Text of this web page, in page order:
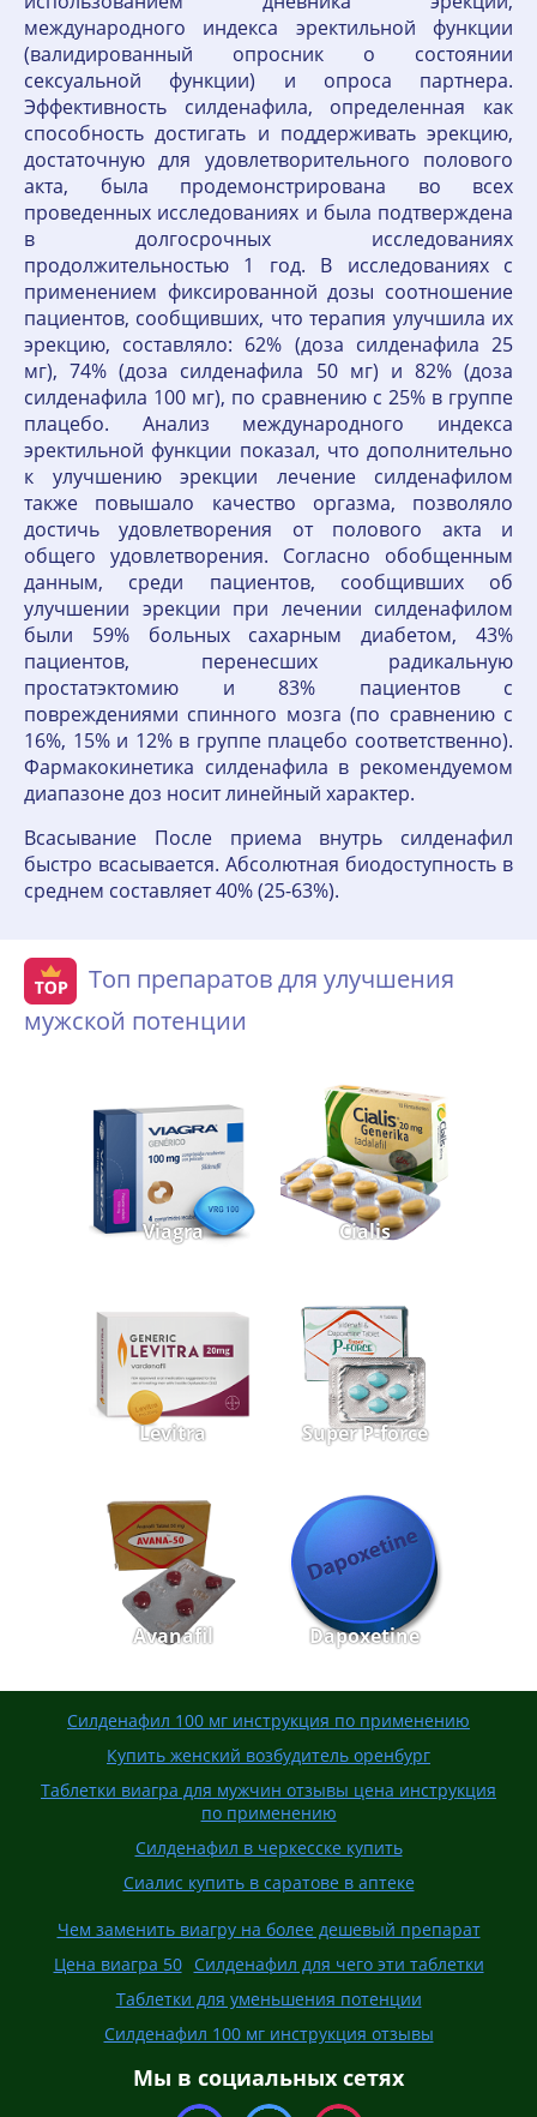
международного индекса эректильной функции
(валидированный опросник о состоянии
сексуальной функции) и опроса партнера.
Эффективность силденафила, определенная как
способность достигать и поддерживать эрекцию,
достаточную для удовлетворительного полового
акта, была продемонстрирована во всех
проведенных исследованиях и была подтверждена
в долгосрочных исследованиях
продолжительностью 1 год. В исследованиях с
применением фиксированной дозы соотношение
пациентов, сообщивших, что терапия улучшила их
эрекцию, составляло: 62% (доза силденафила 25
мг), 74% (доза силденафила 50 мг) и 82% (доза
силденафила 100 мг), по сравнению с 25% в группе
плацебо. Анализ международного индекса
эректильной функции показал, что дополнительно
к улучшению эрекции лечение силденафилом
также повышало качество оргазма, позволяло
достичь удовлетворения от полового акта и
общего удовлетворения. Согласно обобщенным
данным, среди пациентов, сообщивших об
улучшении эрекции при лечении силденафилом
были 59% больных сахарным диабетом, 43%
пациентов, перенесших радикальную
простатэктомию и 83% пациентов с
повреждениями спинного мозга (по сравнению с
16%, 15% и 12% в группе плацебо соответственно).
Фармакокинетика силденафила в рекомендуемом
диапазоне доз носит линейный характер.
Всасывание После приема внутрь силденафил
быстро всасывается. Абсолютная биодоступность в
среднем составляет 40% (25-63%).
Топ препаратов для улучшения
мужской потенции
Viagra Cialis
Levitra Super P-force
Avanafil Dapoxetine
Силденафил 100 мг инструкция по применению
Купить женский возбудитель оренбург
Таблетки виагра для мужчин отзывы цена инструкция
по применению
Силденафил в черкесске купить
Сиалис купить в саратове в аптеке
Чем заменить виагру на более дешевый препарат
Цена виагра 50 Силденафил для чего эти таблетки
Таблетки для уменьшения потенции
Силденафил 100 мг инструкция отзывы
Мы в социальных сетях